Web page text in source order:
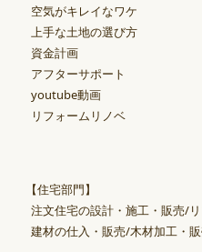
空気がキレイなワケ
上手な土地の選び方
資金計画
アフターサポート
youtube動画
リフォームリノベ
【住宅部門】
注文住宅の設計・施工・販売/
建材の仕入・販売/木材加工・